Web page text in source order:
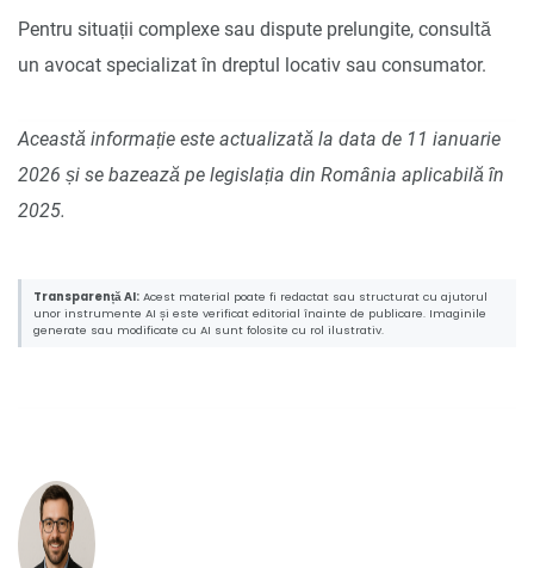
Pentru situații complexe sau dispute prelungite, consultă
un avocat specializat în dreptul locativ sau consumator.
Această informație este actualizată la data de 11 ianuarie
2026 și se bazează pe legislația din România aplicabilă în
2025.
Transparență AI: Acest material poate fi redactat sau structurat cu ajutorul
unor instrumente AI și este verificat editorial înainte de publicare. Imaginile
generate sau modificate cu AI sunt folosite cu rol ilustrativ.